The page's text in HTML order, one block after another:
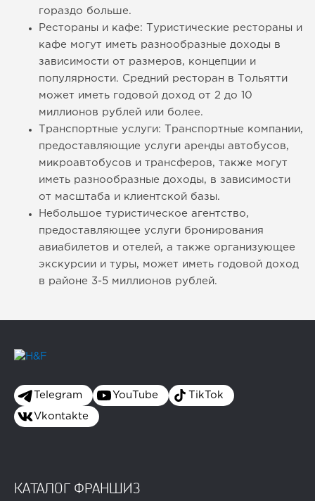
гораздо больше.
Рестораны и кафе: Туристические рестораны и
кафе могут иметь разнообразные доходы в
зависимости от размеров, концепции и
популярности. Средний ресторан в Тольятти
может иметь годовой доход от 2 до 10
миллионов рублей или более.
Транспортные услуги: Транспортные компании,
предоставляющие услуги аренды автобусов,
микроавтобусов и трансферов, также могут
иметь разнообразные доходы, в зависимости
от масштаба и клиентской базы.
Небольшое туристическое агентство,
предоставляющее услуги бронирования
авиабилетов и отелей, а также организующее
экскурсии и туры, может иметь годовой доход
в районе 3-5 миллионов рублей.
Telegram YouTube TikTok
Vkontakte
КАТАЛОГ ФРАНШИЗ